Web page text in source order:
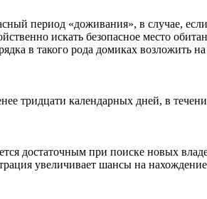
период «доживания», в случае,
искать безопасное место
в такого рода домиках возложить
тридцати календарных дней, в
достаточным при поиске новых
увеличивает шансы на нахождение